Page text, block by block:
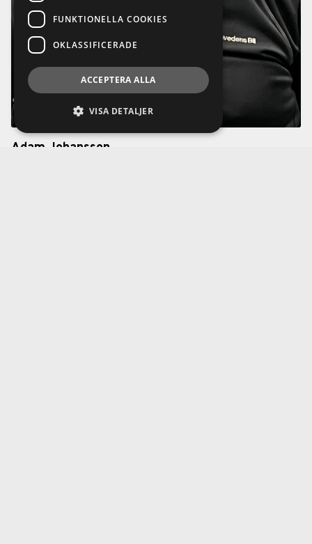
Adam Johansson
FUNKTIONELLA COOKIES
OKLASSIFICERADE
ACCEPTERA ALLA
VISA DETALJER